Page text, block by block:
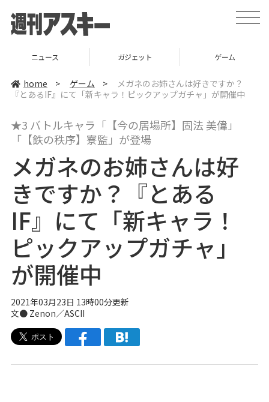
t
o
ニュース ガジェット ゲーム
home > ゲーム >
メガネのお姉さんは好きですか？
『とあるIF』にて「新キャラ！ピックアップガチャ」が開催中
★3 バトルキャラ「【今の居場所】固法 美偉」
「【鉄の秩序】寮監」が登場
メガネのお姉さんは好
きですか？『とある
IF』にて「新キャラ！
ピックアップガチャ」
が開催中
2021年03月23日 13時00分更新
文● Zenon／ASCII